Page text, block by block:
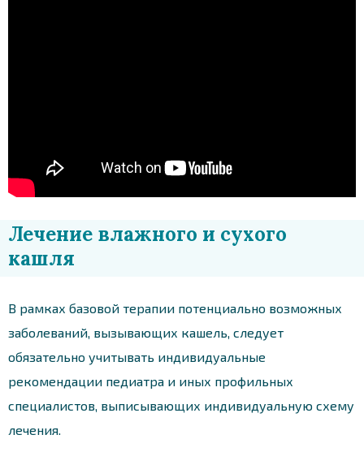
Лечение влажного и сухого
кашля
В рамках базовой терапии потенциально возможных
заболеваний, вызывающих кашель, следует
обязательно учитывать индивидуальные
рекомендации педиатра и иных профильных
специалистов, выписывающих индивидуальную схему
лечения.